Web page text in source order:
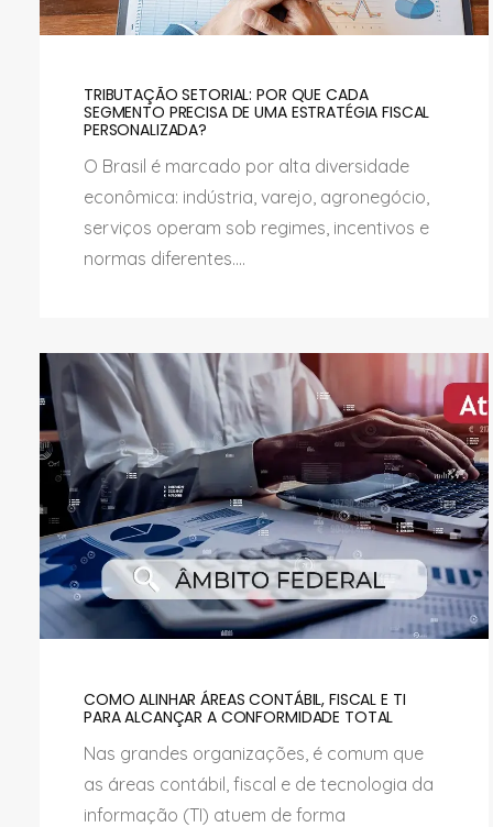
TRIBUTAÇÃO SETORIAL: POR QUE CADA
SEGMENTO PRECISA DE UMA ESTRATÉGIA FISCAL
PERSONALIZADA?
O Brasil é marcado por alta diversidade
econômica: indústria, varejo, agronegócio,
serviços operam sob regimes, incentivos e
normas diferentes....
COMO ALINHAR ÁREAS CONTÁBIL, FISCAL E TI
PARA ALCANÇAR A CONFORMIDADE TOTAL
Nas grandes organizações, é comum que
as áreas contábil, fiscal e de tecnologia da
informação (TI) atuem de forma